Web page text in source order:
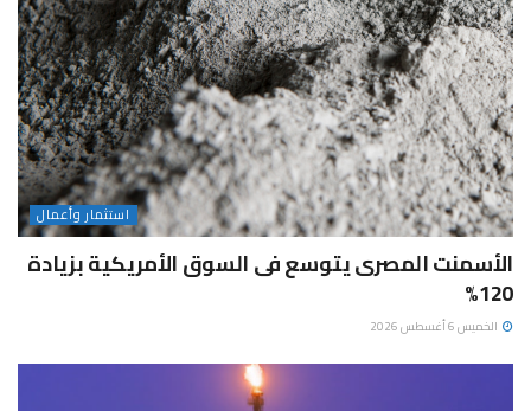
استثمار وأعمال
الأسمنت المصرى يتوسع فى السوق الأمريكية بزيادة
120%
الخميس 6 أغسطس 2026